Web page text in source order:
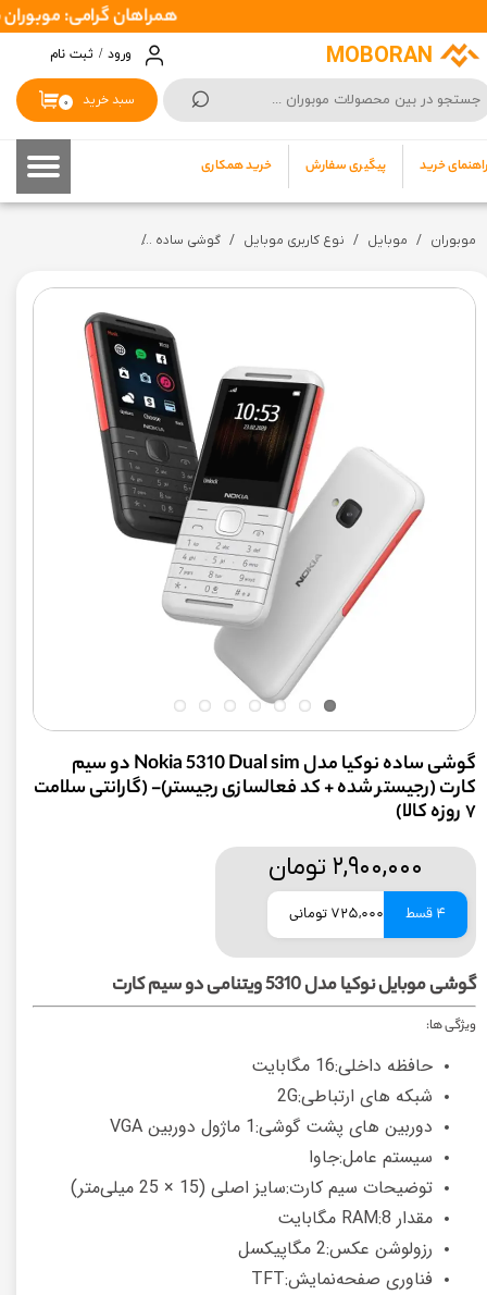
MOBORAN
⌕ ۰ سبد خرید
راهنمای خرید پیگیری سفارش خرید همکاری
ورود / ثبت نام
حساب کاربری من
تغییر گذر واژه
خروج از حساب کاربری
همراهان گرامی: موبوران سفارشات شما را در اسرع وقت ( 1 تا 2
موبوران موبایل نوع کاربری موبایل گوشی ساده
گوشی ساده نوکیا مدل Nokia 5310 Dual sim دو سیم
کارت (رجیستر شده + کد فعالسازی رجیستر)- (گارانتی سلامت
۷ روزه کالا)
۲,۹۰۰,۰۰۰ تومان
4 قسط 725,000 تومانی
گوشی موبایل نوکیا مدل 5310 ویتنامی دو سیم کارت
ویژگی ها:
حافظه داخلی:16 مگابایت
شبکه های ارتباطی:2G
دوربین های پشت گوشی:1 ماژول دوربین VGA
سیستم عامل:جاوا
توضیحات سیم کارت:سایز اصلی (15 × 25 میلی‌متر)
مقدار RAM:8 مگابایت
رزولوشن عکس:2 مگاپیکسل
فناوری صفحه‌نمایش:TFT